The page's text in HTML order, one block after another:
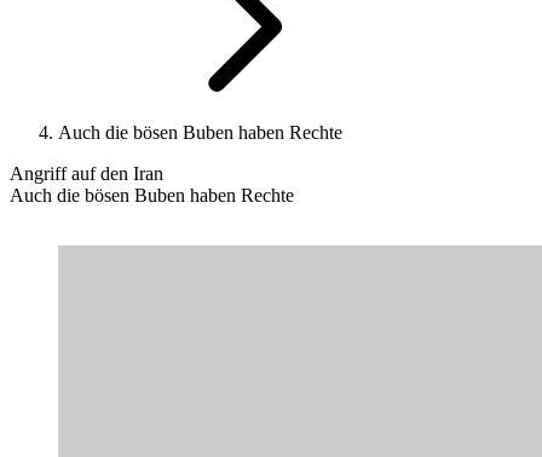
Auch die bösen Buben haben Rechte
Angriff auf den Iran
Auch die bösen Buben haben Rechte